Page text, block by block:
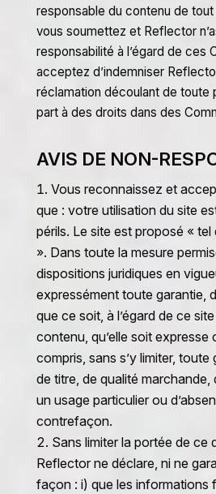
responsable du contenu de
vous soumettez et Reflector
responsabilité à l’égard de ces
acceptez d’indemniser
réclamation découlant de toute
part à des droits dans des
AVIS DE NON-
Vous reconnaissez et
que : votre utilisation du site
périls. Le site est proposé « tel
». Dans toute la mesure
dispositions juridiques en
expressément toute garantie,
que ce soit, à l’égard de ce
contenu, qu’elle soit expresse
compris, sans s’y limiter, toute
de titre, de qualité
un usage particulier ou
contrefaçon.
Sans limiter la portée de ce
Reflector ne déclare, ni ne
façon : i) que les informations